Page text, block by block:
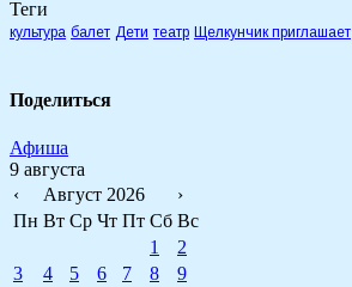
Теги
культура балет Дети театр Щелкунчик приглашает
Поделиться
Афиша
9 августа
‹
Август 2026
›
Пн Вт Ср Чт Пт Сб Вс
1
2
3
4 5 6 7 8
9